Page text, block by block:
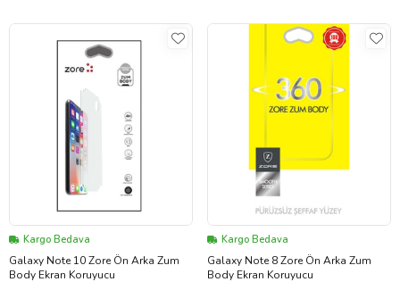
Kargo Bedava
Galaxy Note 10 Zore Ön Arka Zum
Body Ekran Koruyucu
Kargo Bedava
Galaxy Note 8 Zore Ön Arka Zum
Body Ekran Koruyucu